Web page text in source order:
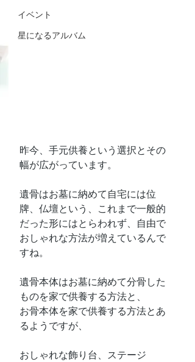
イベント
星になるアルバム
昨今、手元供養という選択とその
幅が広がっています。
遺骨はお墓に納めて自宅には位
牌、仏壇という、これまで一般的
だった形にはとらわれず、自由で
おしゃれな方法が増えているんで
すね。
遺骨本体はお墓に納めて分骨した
ものを家で供養する方法と、
お骨本体を家で供養する方法とあ
るようですが、
おしゃれな飾り台、ステージ